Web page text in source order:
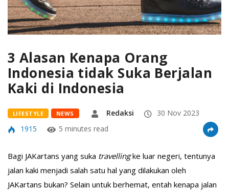
3 Alasan Kenapa Orang
Indonesia tidak Suka Berjalan
Kaki di Indonesia
LIFESTYLE NEWS Redaksi
30 Nov 2023
1915
5 minutes read
Bagi JAKartans yang suka travellingke luar negeri, tentunya
jalan kaki menjadi salah satu hal yang dilakukan oleh
JAKartans bukan? Selain untuk berhemat, entah kenapa jalan